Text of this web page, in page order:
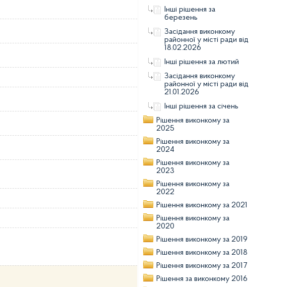
Інші рішення за
березень
Засідання виконкому
районної у місті ради від
18.02.2026
Інші рішення за лютий
Засідання виконкому
районної у місті ради від
21.01.2026
Інші рішення за січень
Рішення виконкому за
2025
Рішення виконкому за
2024
Рішення виконкому за
2023
Рішення виконкому за
2022
Рішення виконкому за 2021
Рішення виконкому за
2020
Рішення виконкому за 2019
Рішення виконкому за 2018
Рішення виконкому за 2017
Рішення за виконкому 2016